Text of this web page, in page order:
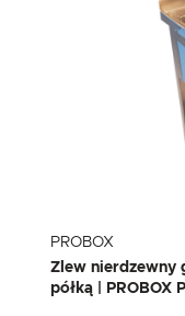
PROBOX
Zlew nierdzewny
półką | PROBOX